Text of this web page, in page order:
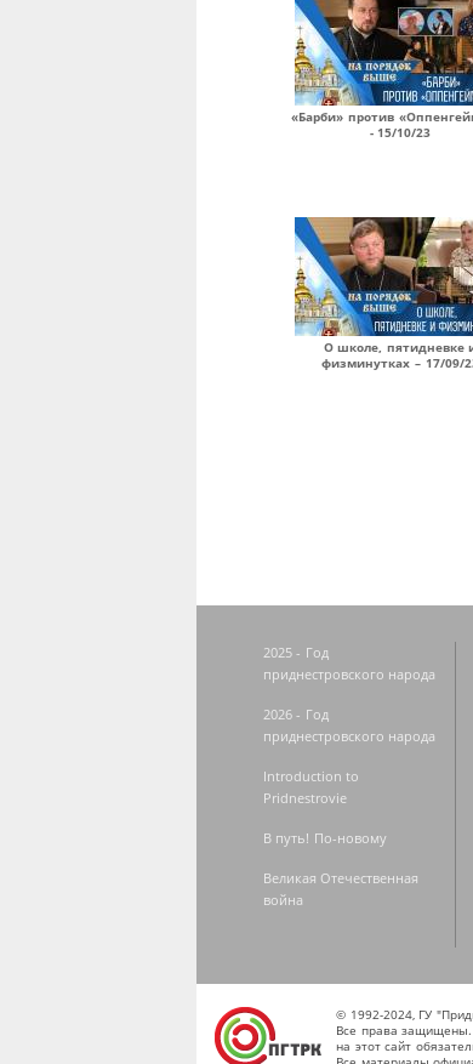
«Барби» против
- 15/10/23
О школе, пятидневке
физминутках – 17/09/
2025 - Год
приднестровского народа
2026 - Год
приднестровского народа
Introduction to
Pridnestrovie
В путь! По-новому
Великая Отечественная
война
© 1992-2024, ГУ
Все права защищены.
на этот сайт